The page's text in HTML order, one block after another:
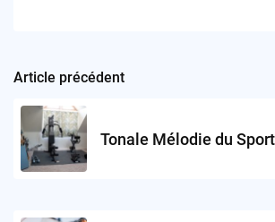
Post
navigation
Article précédent
Tonale Mélodie du Sport